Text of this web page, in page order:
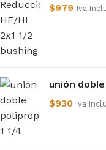
$979 Iva
unión
$930 Iva